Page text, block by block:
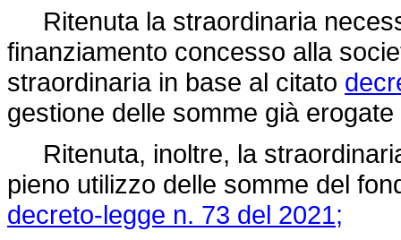
Ritenuta la straordinaria
finanziamento concesso alla
straordinaria in base al citato
gestione delle somme già
Ritenuta, inoltre, la
pieno utilizzo delle somme del
decreto-legge n. 73 del 2021;